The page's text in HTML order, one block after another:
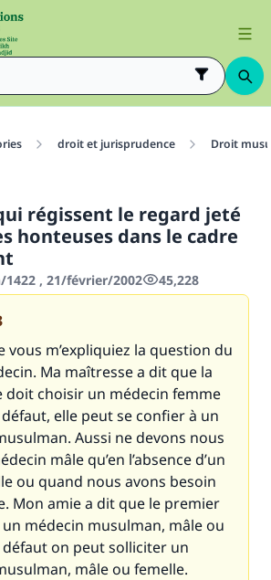
droit et jurisprudence Droit
régissent le regard jeté
honteuses dans le cadre
, 21/février/2002 45,228
vous m’expliquiez la question du
Ma maîtresse a dit que la
doit choisir un médecin femme
elle peut se confier à un
Aussi ne devons nous
mâle qu’en l’absence d’un
ou quand nous avons besoin
Mon amie a dit que le premier
médecin musulman, mâle ou
défaut on peut solliciter un
mâle ou femelle.